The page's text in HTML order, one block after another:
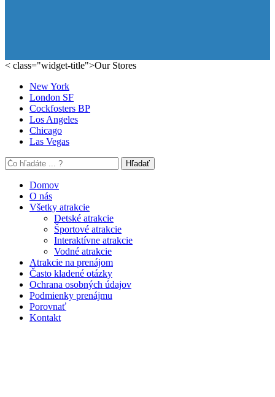
< class="widget-title">Our Stores
New York
London SF
Cockfosters BP
Los Angeles
Chicago
Las Vegas
Hľadať
Domov
O nás
Všetky atrakcie
Detské atrakcie
Športové atrakcie
Interaktívne atrakcie
Vodné atrakcie
Atrakcie na prenájom
Často kladené otázky
Ochrana osobných údajov
Podmienky prenájmu
Porovnať
Kontakt